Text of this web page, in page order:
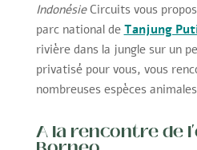
IndonésieCircuits vous
parc national de Tanjung
rivière dans la jungle sur un
privatisé pour vous, vous
nombreuses espèces
A la rencontre de